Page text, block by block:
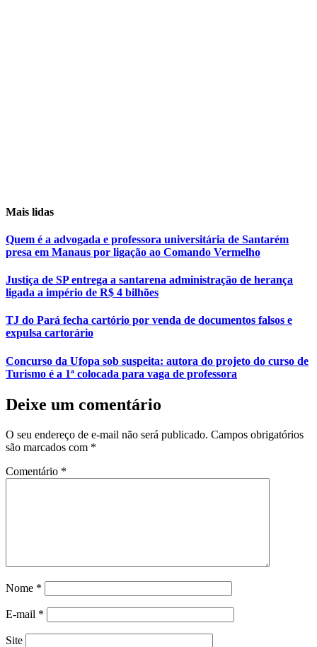
Mais lidas
Quem é a advogada e professora universitária de Santarém
presa em Manaus por ligação ao Comando Vermelho
Justiça de SP entrega a santarena administração de herança
ligada a império de R$ 4 bilhões
TJ do Pará fecha cartório por venda de documentos falsos e
expulsa cartorário
Concurso da Ufopa sob suspeita: autora do projeto do curso de
Turismo é a 1ª colocada para vaga de professora
Deixe um comentário
O seu endereço de e-mail não será publicado. Campos obrigatórios
são marcados com *
Comentário *
Nome *
E-mail *
Site